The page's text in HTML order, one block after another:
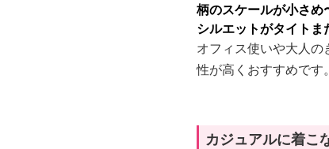
柄のスケールが小さめ
シルエットがタイトま
オフィス使いや大人の
性が高くおすすめです。
カジュアルに着こ